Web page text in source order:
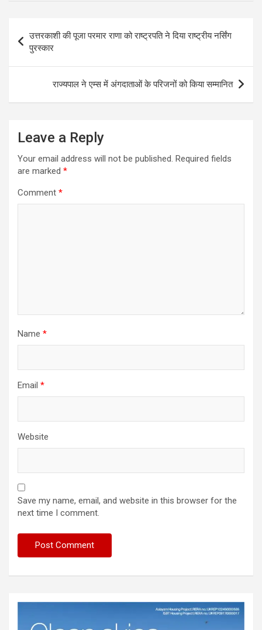
navigation
उत्तरकाशी की पूजा परमार राणा को राष्ट्रपति ने दिया राष्ट्रीय नर्सिंग
पुरस्कार
राज्यपाल ने एम्स में अंगदाताओं के परिजनों को किया सम्मानित
Leave a Reply
Your email address will not be published. Required fields
are marked *
Comment *
Name *
Email *
Website
Save my name, email, and website in this browser for the
next time I comment.